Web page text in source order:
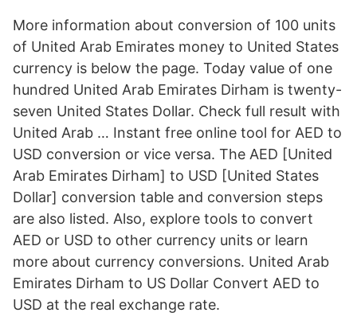
More information about conversion of 100 units
of United Arab Emirates money to United States
currency is below the page. Today value of one
hundred United Arab Emirates Dirham is twenty-
seven United States Dollar. Check full result with
United Arab … Instant free online tool for AED to
USD conversion or vice versa. The AED [United
Arab Emirates Dirham] to USD [United States
Dollar] conversion table and conversion steps
are also listed. Also, explore tools to convert
AED or USD to other currency units or learn
more about currency conversions. United Arab
Emirates Dirham to US Dollar Convert AED to
USD at the real exchange rate.